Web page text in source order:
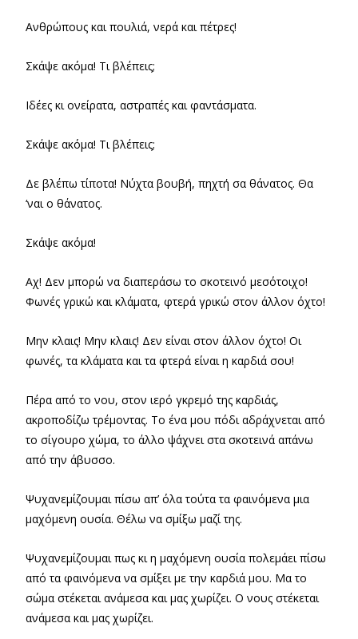
Ανθρώπους και πουλιά, νερά και πέτρες!
Σκάψε ακόμα! Τι βλέπεις;
Ιδέες κι ονείρατα, αστραπές και φαντάσματα.
Σκάψε ακόμα! Τι βλέπεις;
Δε βλέπω τίποτα! Νύχτα βουβή, πηχτή σα θάνατος. Θα
‘ναι ο θάνατος.
Σκάψε ακόμα!
Αχ! Δεν μπορώ να διαπεράσω το σκοτεινό μεσότοιχο!
Φωνές γρικώ και κλάματα, φτερά γρικώ στον άλλον όχτο!
Μην κλαις! Μην κλαις! Δεν είναι στον άλλον όχτο! Οι
φωνές, τα κλάματα και τα φτερά είναι η καρδιά σου!
Πέρα από το νου, στον ιερό γκρεμό της καρδιάς,
ακροποδίζω τρέμοντας. Το ένα μου πόδι αδράχνεται από
το σίγουρο χώμα, το άλλο ψάχνει στα σκοτεινά απάνω
από την άβυσσο.
Ψυχανεμίζουμαι πίσω απ’ όλα τούτα τα φαινόμενα μια
μαχόμενη ουσία. Θέλω να σμίξω μαζί της.
Ψυχανεμίζουμαι πως κι η μαχόμενη ουσία πολεμάει πίσω
από τα φαινόμενα να σμίξει με την καρδιά μου. Μα το
σώμα στέκεται ανάμεσα και μας χωρίζει. Ο νους στέκεται
ανάμεσα και μας χωρίζει.